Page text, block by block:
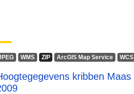
WMS ZIP ArcGIS Map Service WCS
kribben Maas